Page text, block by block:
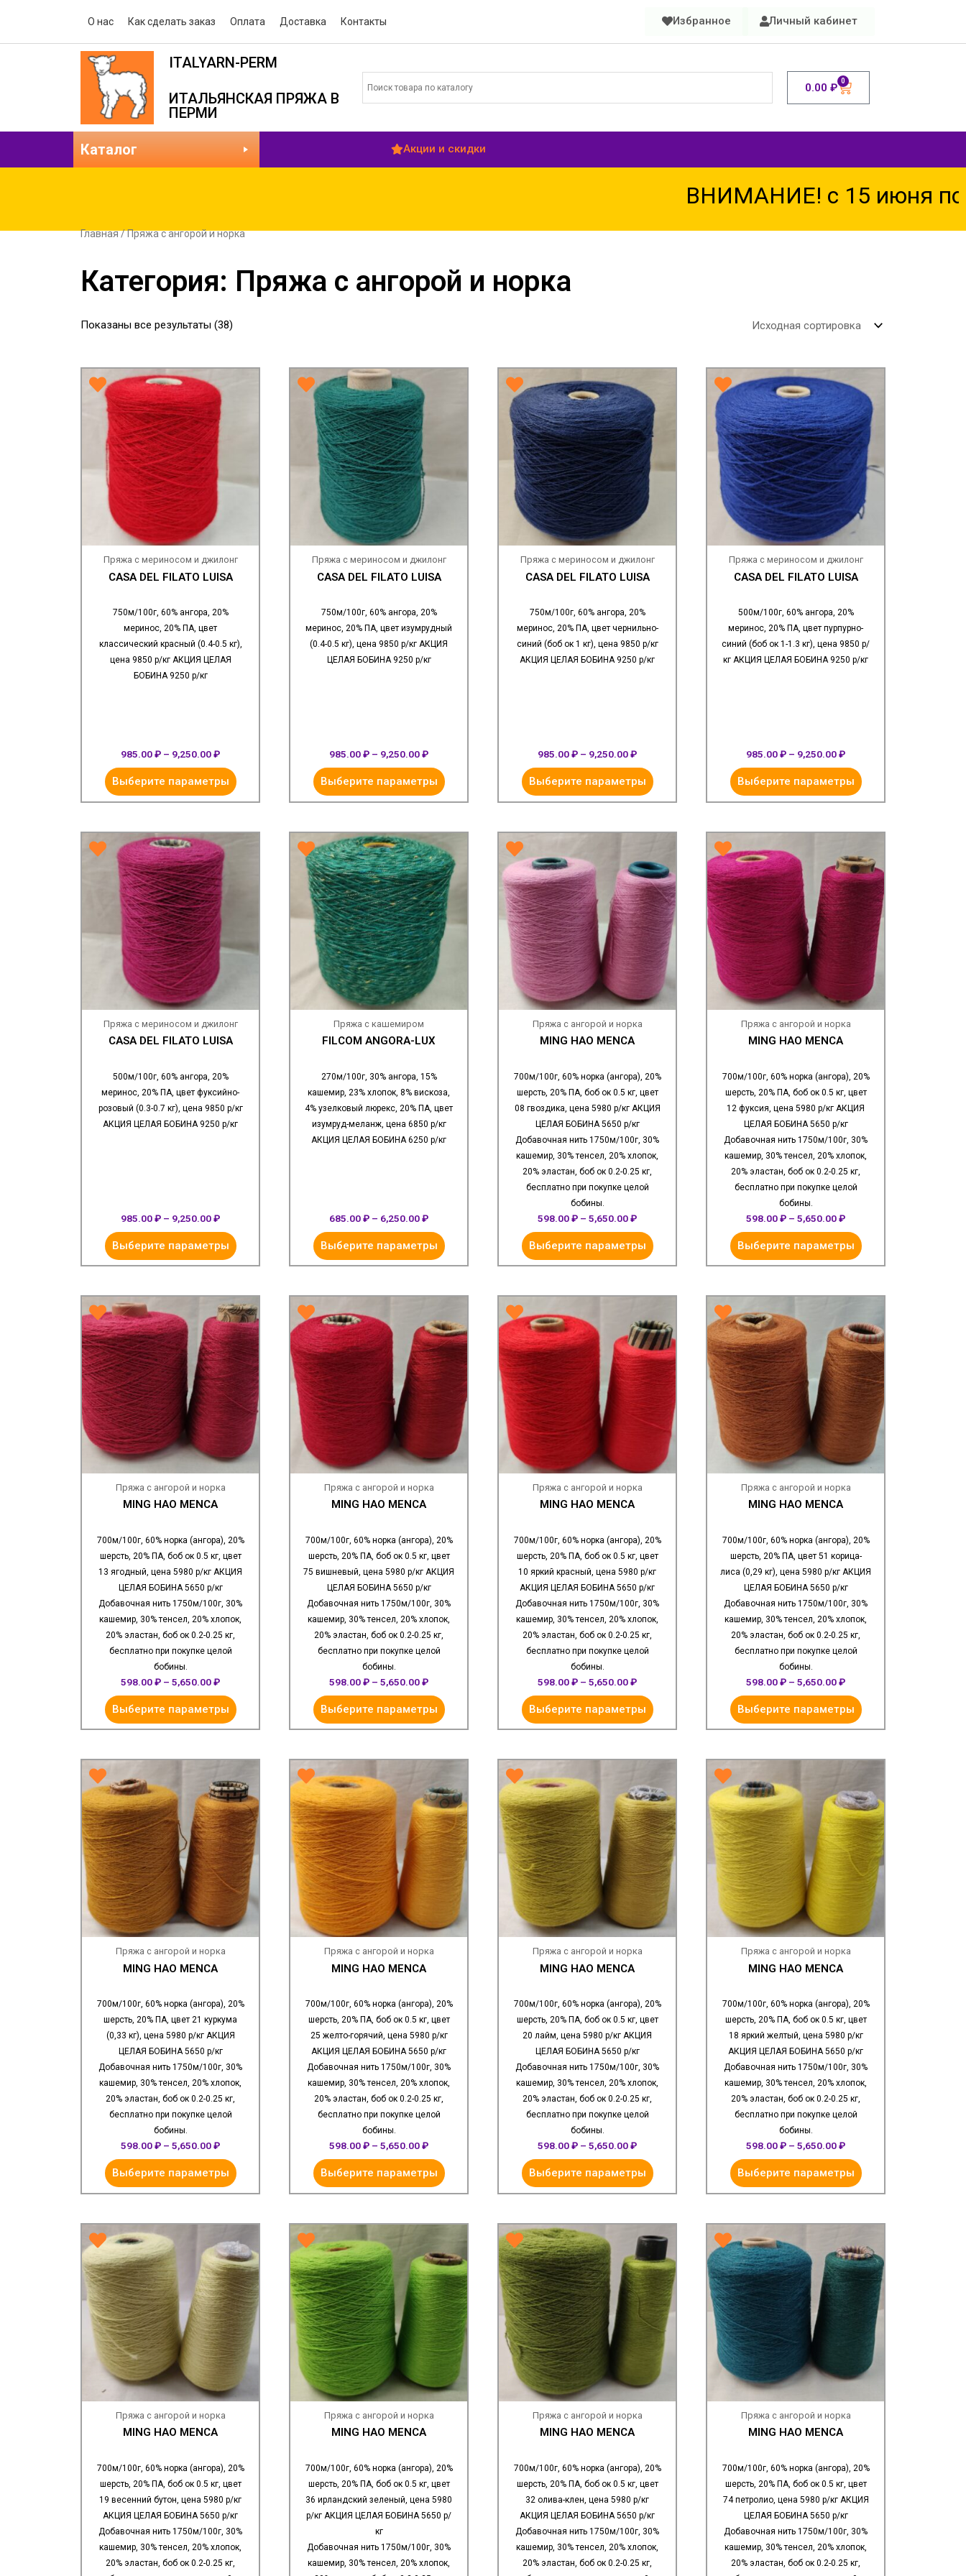
О нас Как сделать заказ Оплата Доставка Контакты Избранное Личный кабинет
ITALYARN-PERM
ИТАЛЬЯНСКАЯ ПРЯЖА В
ПЕРМИ
0.00 ₽ 0
Каталог Акции и скидки
ВНИМАНИЕ! с 15 июня по 15
Главная/ Пряжа с ангорой и норка
Категория: Пряжа с ангорой и норка
Показаны все результаты (38)
Пряжа с мериносом и джилонг
CASA DEL FILATO LUISA
750м/100г, 60% ангора, 20%
меринос, 20% ПА, цвет
классический красный (0.4-0.5 кг),
цена 9850 р/кг АКЦИЯ ЦЕЛАЯ
БОБИНА 9250 р/кг
985.00₽ – 9,250.00₽
Выберите параметры
Пряжа с мериносом и джилонг
CASA DEL FILATO LUISA
750м/100г, 60% ангора, 20%
меринос, 20% ПА, цвет изумрудный
(0.4-0.5 кг), цена 9850 р/кг АКЦИЯ
ЦЕЛАЯ БОБИНА 9250 р/кг
985.00₽ – 9,250.00₽
Выберите параметры
Пряжа с мериносом и джилонг
CASA DEL FILATO LUISA
750м/100г, 60% ангора, 20%
меринос, 20% ПА, цвет чернильно-
синий (боб ок 1 кг), цена 9850 р/кг
АКЦИЯ ЦЕЛАЯ БОБИНА 9250 р/кг
985.00₽ – 9,250.00₽
Выберите параметры
Пряжа с мериносом и джилонг
CASA DEL FILATO LUISA
500м/100г, 60% ангора, 20%
меринос, 20% ПА, цвет пурпурно-
синий (боб ок 1-1.3 кг), цена 9850 р/
кг АКЦИЯ ЦЕЛАЯ БОБИНА 9250 р/кг
985.00₽ – 9,250.00₽
Выберите параметры
Пряжа с мериносом и джилонг
CASA DEL FILATO LUISA
500м/100г, 60% ангора, 20%
меринос, 20% ПА, цвет фуксийно-
розовый (0.3-0.7 кг), цена 9850 р/кг
АКЦИЯ ЦЕЛАЯ БОБИНА 9250 р/кг
985.00₽ – 9,250.00₽
Выберите параметры
Пряжа с кашемиром
FILCOM ANGORA-LUX
270м/100г, 30% ангора, 15%
кашемир, 23% хлопок, 8% вискоза,
4% узелковый люрекс, 20% ПА, цвет
изумруд-меланж, цена 6850 р/кг
АКЦИЯ ЦЕЛАЯ БОБИНА 6250 р/кг
685.00₽ – 6,250.00₽
Выберите параметры
Пряжа с ангорой и норка
MING HAO MENCA
700м/100г, 60% норка (ангора), 20%
шерсть, 20% ПА, боб ок 0.5 кг, цвет
08 гвоздика, цена 5980 р/кг АКЦИЯ
ЦЕЛАЯ БОБИНА 5650 р/кг
Добавочная нить 1750м/100г, 30%
кашемир, 30% тенсел, 20% хлопок,
20% эластан, боб ок 0.2-0.25 кг,
бесплатно при покупке целой
бобины.
598.00₽ – 5,650.00₽
Выберите параметры
Пряжа с ангорой и норка
MING HAO MENCA
700м/100г, 60% норка (ангора), 20%
шерсть, 20% ПА, боб ок 0.5 кг, цвет
12 фуксия, цена 5980 р/кг АКЦИЯ
ЦЕЛАЯ БОБИНА 5650 р/кг
Добавочная нить 1750м/100г, 30%
кашемир, 30% тенсел, 20% хлопок,
20% эластан, боб ок 0.2-0.25 кг,
бесплатно при покупке целой
бобины.
598.00₽ – 5,650.00₽
Выберите параметры
Пряжа с ангорой и норка
MING HAO MENCA
700м/100г, 60% норка (ангора), 20%
шерсть, 20% ПА, боб ок 0.5 кг, цвет
13 ягодный, цена 5980 р/кг АКЦИЯ
ЦЕЛАЯ БОБИНА 5650 р/кг
Добавочная нить 1750м/100г, 30%
кашемир, 30% тенсел, 20% хлопок,
20% эластан, боб ок 0.2-0.25 кг,
бесплатно при покупке целой
бобины.
598.00₽ – 5,650.00₽
Выберите параметры
Пряжа с ангорой и норка
MING HAO MENCA
700м/100г, 60% норка (ангора), 20%
шерсть, 20% ПА, боб ок 0.5 кг, цвет
75 вишневый, цена 5980 р/кг АКЦИЯ
ЦЕЛАЯ БОБИНА 5650 р/кг
Добавочная нить 1750м/100г, 30%
кашемир, 30% тенсел, 20% хлопок,
20% эластан, боб ок 0.2-0.25 кг,
бесплатно при покупке целой
бобины.
598.00₽ – 5,650.00₽
Выберите параметры
Пряжа с ангорой и норка
MING HAO MENCA
700м/100г, 60% норка (ангора), 20%
шерсть, 20% ПА, боб ок 0.5 кг, цвет
10 яркий красный, цена 5980 р/кг
АКЦИЯ ЦЕЛАЯ БОБИНА 5650 р/кг
Добавочная нить 1750м/100г, 30%
кашемир, 30% тенсел, 20% хлопок,
20% эластан, боб ок 0.2-0.25 кг,
бесплатно при покупке целой
бобины.
598.00₽ – 5,650.00₽
Выберите параметры
Пряжа с ангорой и норка
MING HAO MENCA
700м/100г, 60% норка (ангора), 20%
шерсть, 20% ПА, цвет 51 корица-
лиса (0,29 кг), цена 5980 р/кг АКЦИЯ
ЦЕЛАЯ БОБИНА 5650 р/кг
Добавочная нить 1750м/100г, 30%
кашемир, 30% тенсел, 20% хлопок,
20% эластан, боб ок 0.2-0.25 кг,
бесплатно при покупке целой
бобины.
598.00₽ – 5,650.00₽
Выберите параметры
Пряжа с ангорой и норка
MING HAO MENCA
700м/100г, 60% норка (ангора), 20%
шерсть, 20% ПА, цвет 21 куркума
(0,33 кг), цена 5980 р/кг АКЦИЯ
ЦЕЛАЯ БОБИНА 5650 р/кг
Добавочная нить 1750м/100г, 30%
кашемир, 30% тенсел, 20% хлопок,
20% эластан, боб ок 0.2-0.25 кг,
бесплатно при покупке целой
бобины.
598.00₽ – 5,650.00₽
Выберите параметры
Пряжа с ангорой и норка
MING HAO MENCA
700м/100г, 60% норка (ангора), 20%
шерсть, 20% ПА, боб ок 0.5 кг, цвет
25 желто-горячий, цена 5980 р/кг
АКЦИЯ ЦЕЛАЯ БОБИНА 5650 р/кг
Добавочная нить 1750м/100г, 30%
кашемир, 30% тенсел, 20% хлопок,
20% эластан, боб ок 0.2-0.25 кг,
бесплатно при покупке целой
бобины.
598.00₽ – 5,650.00₽
Выберите параметры
Пряжа с ангорой и норка
MING HAO MENCA
700м/100г, 60% норка (ангора), 20%
шерсть, 20% ПА, боб ок 0.5 кг, цвет
20 лайм, цена 5980 р/кг АКЦИЯ
ЦЕЛАЯ БОБИНА 5650 р/кг
Добавочная нить 1750м/100г, 30%
кашемир, 30% тенсел, 20% хлопок,
20% эластан, боб ок 0.2-0.25 кг,
бесплатно при покупке целой
бобины.
598.00₽ – 5,650.00₽
Выберите параметры
Пряжа с ангорой и норка
MING HAO MENCA
700м/100г, 60% норка (ангора), 20%
шерсть, 20% ПА, боб ок 0.5 кг, цвет
18 яркий желтый, цена 5980 р/кг
АКЦИЯ ЦЕЛАЯ БОБИНА 5650 р/кг
Добавочная нить 1750м/100г, 30%
кашемир, 30% тенсел, 20% хлопок,
20% эластан, боб ок 0.2-0.25 кг,
бесплатно при покупке целой
бобины.
598.00₽ – 5,650.00₽
Выберите параметры
Пряжа с ангорой и норка
MING HAO MENCA
700м/100г, 60% норка (ангора), 20%
шерсть, 20% ПА, боб ок 0.5 кг, цвет
19 весенний бутон, цена 5980 р/кг
АКЦИЯ ЦЕЛАЯ БОБИНА 5650 р/кг
Добавочная нить 1750м/100г, 30%
кашемир, 30% тенсел, 20% хлопок,
20% эластан, боб ок 0.2-0.25 кг,
Пряжа с ангорой и норка
MING HAO MENCA
700м/100г, 60% норка (ангора), 20%
шерсть, 20% ПА, боб ок 0.5 кг, цвет
36 ирландский зеленый, цена 5980
р/кг АКЦИЯ ЦЕЛАЯ БОБИНА 5650 р/
кг
Добавочная нить 1750м/100г, 30%
кашемир, 30% тенсел, 20% хлопок,
Пряжа с ангорой и норка
MING HAO MENCA
700м/100г, 60% норка (ангора), 20%
шерсть, 20% ПА, боб ок 0.5 кг, цвет
32 олива-клен, цена 5980 р/кг
АКЦИЯ ЦЕЛАЯ БОБИНА 5650 р/кг
Добавочная нить 1750м/100г, 30%
кашемир, 30% тенсел, 20% хлопок,
20% эластан, боб ок 0.2-0.25 кг,
Пряжа с ангорой и норка
MING HAO MENCA
700м/100г, 60% норка (ангора), 20%
шерсть, 20% ПА, боб ок 0.5 кг, цвет
74 петролио, цена 5980 р/кг АКЦИЯ
ЦЕЛАЯ БОБИНА 5650 р/кг
Добавочная нить 1750м/100г, 30%
кашемир, 30% тенсел, 20% хлопок,
20% эластан, боб ок 0.2-0.25 кг,